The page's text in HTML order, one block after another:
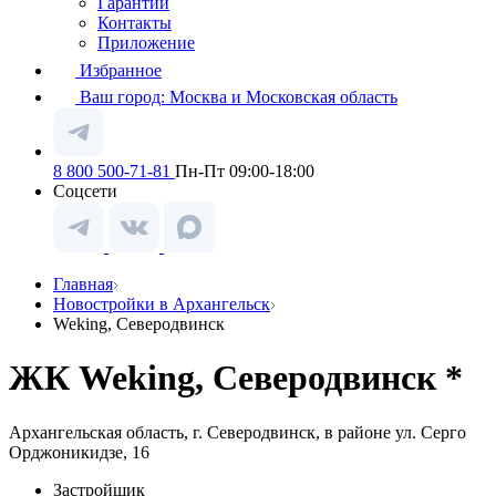
Контакты
Приложение
Избранное
Ваш город: Москва и Московская область
8 800 500-71-81 Пн-Пт 09:00-18:00
Соцсети
Главная
Новостройки в Архангельск
Weking, Северодвинск
ЖК Weking, Северодвинск *
Архангельская область, г. Северодвинск, в районе ул. Серго
Орджоникидзе, 16
Застройщик